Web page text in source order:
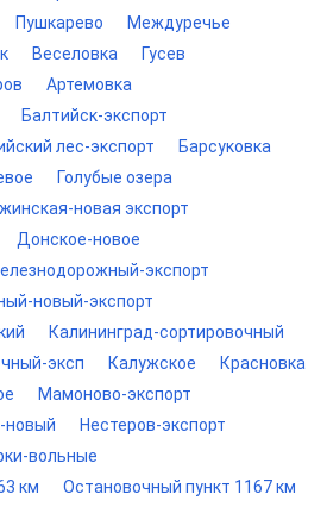
Пушкарево
Междуречье
Веселовка
Гусев
Артемовка
Балтийск-экспорт
лес-экспорт
Барсуковка
Голубые озера
новая экспорт
Донское-новое
экспорт
новый-экспорт
Калининград-сортировочный
эксп
Калужское
Красновка
Мамоново-экспорт
новый
Нестеров-экспорт
вольные
км
Остановочный пункт 1167 км